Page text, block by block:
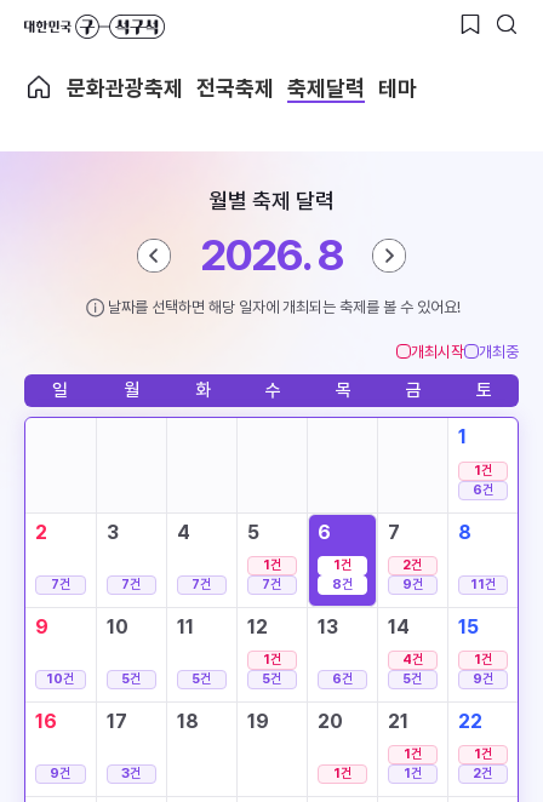
문화관광축제 전국축제 축제달력 테마
월별 축제 달력
2026. 8
날짜를 선택하면 해당 일자에 개최되는 축제를 볼 수 있어요!
개최시작 개최중
일 월 화 수 목 금 토
1
1건
6건
2
7건
3
7건
4
7건
5
1건
7건
6
1건
8건
7
2건
9건
8
11건
9
10건
10
5건
11
5건
12
1건
5건
13
6건
14
4건
5건
15
1건
9건
16
9건
17
3건
18 19 20
1건
21
1건
1건
22
1건
2건